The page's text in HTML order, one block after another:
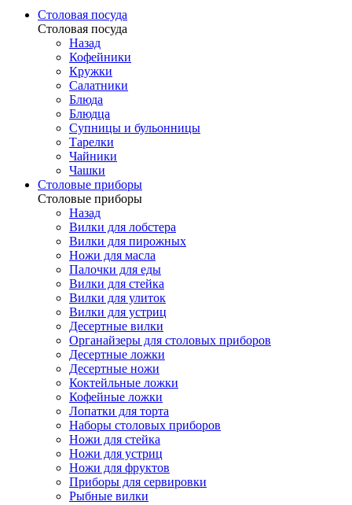
Столовая посуда
Столовая посуда
Назад
Кофейники
Кружки
Салатники
Блюда
Блюдца
Супницы и бульонницы
Тарелки
Чайники
Чашки
Cтоловые приборы
Cтоловые приборы
Назад
Вилки для лобстера
Вилки для пирожных
Ножи для масла
Палочки для еды
Вилки для стейка
Вилки для улиток
Вилки для устриц
Десертные вилки
Органайзеры для столовых приборов
Десертные ложки
Десертные ножи
Коктейльные ложки
Кофейные ложки
Лопатки для торта
Наборы столовых приборов
Ножи для стейка
Ножи для устриц
Ножи для фруктов
Приборы для сервировки
Рыбные вилки